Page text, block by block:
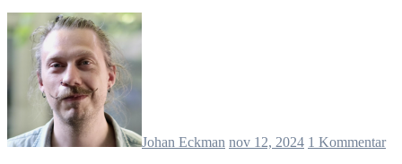
Johan Eckman nov 12, 2024 1 Kommentar